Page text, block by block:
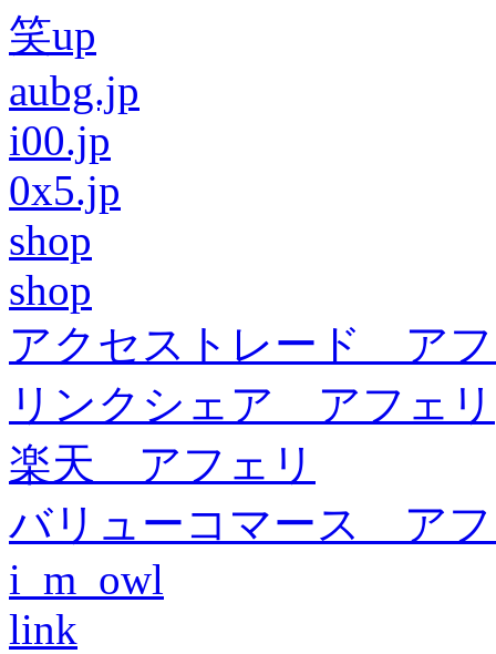
笑up
aubg.jp
i00.jp
0x5.jp
shop
shop
アクセストレード ア
リンクシェア アフェリ
楽天 アフェリ
バリューコマース ア
i_m_owl
link